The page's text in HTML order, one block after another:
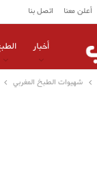
أعلن معنا اتصل بنا
أخبار
شهيوات الطبخ المغربي